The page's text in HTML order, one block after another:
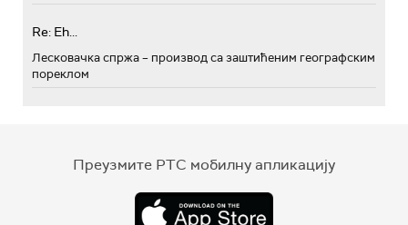
Re: Eh...
Лесковачка спржа – производ са заштићеним географским
пореклом
Преузмите РТС мобилну апликацију